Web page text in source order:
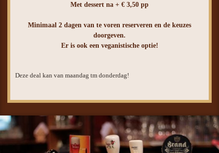
Met dessert na + € 3,50 pp
Minimaal 2 dagen van te voren reserveren en de keuzes
doorgeven.
Er is ook een veganistische optie!
Deze deal kan van maandag tm donderdag!